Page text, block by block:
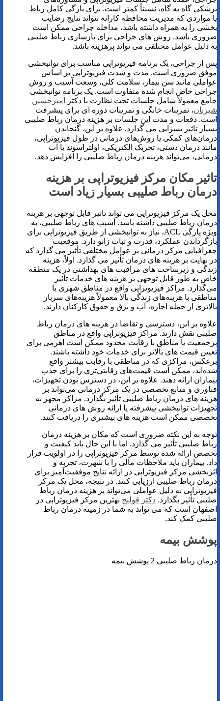
پزشکی گاه به گاه، نسبتاً کمتر است. برای پارگی کامل رباط
یا مواردی که مدیریت محافظه کارانه نتواند نتایج رضایت
بخشی را به همراه داشته باشد، مداخله جراحی ممکن است
ضروری باشد. روش های جراحی برای بازسازی رباط صلیبی
به دلیل عوامل مختلفی می تواند پرهزینه باشد.
پس از جراحی، یک برنامه فیزیوتراپی مناسب برای توانبخشی
موفق ضروری است. مدت و شدت فیزیوتراپی بر اساس
عواملی مانند سن بیمار، سلامت کلی، وسعت آسیب و روش
جراحی خاص انجام شده متفاوت است. یک برنامه توانبخشی
جامع معمولاً شامل جلسات تحت نظارت با دکتر
امیرحسین
شیربان، تمرینات خانگی و تمرینات دوره ای برای پیشرفت
است. دفعات و مدت این جلسات بر هزینه درمان رباط صلیبی
بسیار تاثیر بسزایی می گذارد. علاوه بر این، گنجاندن
درمان‌های کمکی یا روش‌های درمانی در طول فیزیوتراپی،
مانند درمان دستی، تحریک الکتریکی، اولتراسوند یا آب
درمانی، می‌تواند هزینه درمان رباط صلیبی را افزایش دهد.
تاثیر مکان مرکز فیزیوتراپی بر هزینه
درمان رباط صلیبی بسیار زیاد است
محل یک مرکز فیزیوتراپی می تواند تاثیر قابل توجهی بر هزینه
درمان رباط صلیبی داشته باشد. آسیب های رباط صلیبی، به
ویژه پارگی ACL، نیاز به توانبخشی از طریق فیزیوتراپی برای
بازگرداندن عملکرد، قدرت و ثبات زانو دارد. موقعیت
جغرافیایی مرکز درمانی بر عوامل مختلفی تأثیر می گذارد که
در نهایت بر هزینه های درمان تأثیر می گذارد. اولاً، هزینه
زندگی و زیرساخت های مراقبت های بهداشتی در یک منطقه
خاص به طور قابل توجهی بر هزینه های خدمات تأثیر
می‌گذارد. مراکز فیزیوتراپی واقع در مناطق شهری یا
مناطقی با هزینه‌های زندگی بالا معمولاً هزینه‌های سربار
بالاتری از جمله اجاره، آب و برق و حقوق کارکنان دارند.
علاوه بر این، دسترسی و تقاضا در هزینه های درمان رباط
صلیبی نقش دارند. مراکز فیزیوتراپی واقع در مناطق
پرجمعیت یا مناطق با رقابت محدود ممکن است اهرمی برای
تعیین قیمت های بالاتر برای خدمات خود داشته باشند.
برعکس، مراکزی که در مناطقی با رقابت بیشتر واقع
شده‌اند، ممکن است قیمت‌های رقابتی‌تری را برای جذب
بیماران ارائه دهند. علاوه بر این، در دسترس بودن تجهیزات،
فناوری و منابع تخصصی در یک مرکز درمانی می‌تواند بر
هزینه های درمان رباط صلیبی تأثیر بگذارد. مراکز مجهز به
تجهیزات توانبخشی پیشرفته یا ارائه روش های درمانی
تخصصی ممکن است هزینه های بیشتری را دریافت کنند.
توجه به این نکته ضروری است که مکان بر هزینه درمان
رباط صلیبی تأثیر می گذارد. اما با این حال باید کیفیت و
تخصص ارائه شده توسط مرکز فیزیوتراپی را در اولویت قرار
داد. بیماران باید ملاحظات مالی را با شهرت، تجربه و
اثربخشی مرکز فیزیوتراپی در ارائه نتایج موفقیت‌آمیز برای
درمان رباط صلیبی ارزیابی کنند. در نتیجه، محل یک مرکز
فیزیوتراپی به دلیل عواملی می‌تواند بر هزینه درمان رباط
صلیبی تأثیر بگذارد. دکتر قولنج بهترین مرکز فیزیوتراپی در
اصفهان است که می تواند به شما در زمینه درمان رباط
صلیبی کمک کند.
پوشش بیمه
درمان رباط صلیبی 2 پوشش بیمه